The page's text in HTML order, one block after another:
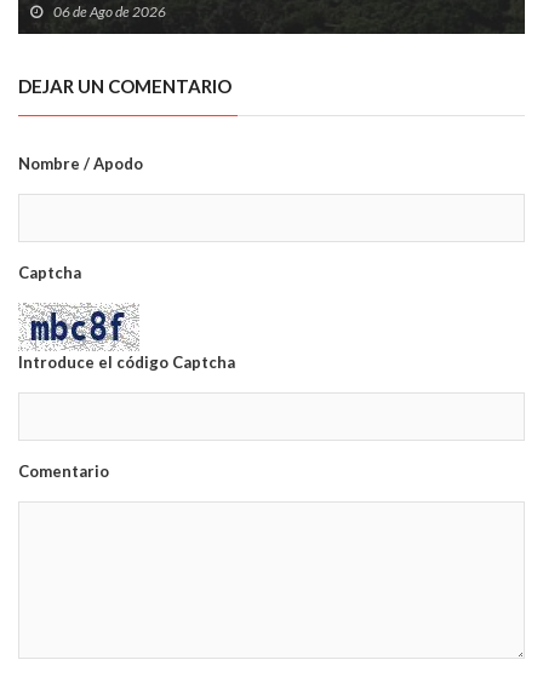
06 de Ago de 2026
DEJAR UN COMENTARIO
Nombre / Apodo
Captcha
Introduce el código Captcha
Comentario